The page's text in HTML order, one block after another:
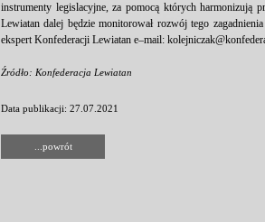
instrumenty legislacyjne, za pomocą których harmonizują
Lewiatan dalej będzie monitorował rozwój tego
ekspert Konfederacji Lewiatan e–mail:
Źródło: Konfederacja Lewiatan
Data publikacji: 27.07.2021
...powrót